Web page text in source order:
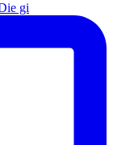
gi